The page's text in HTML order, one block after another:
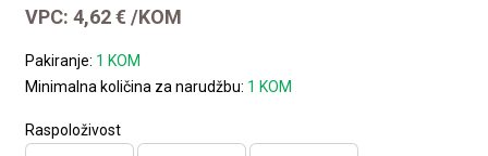
VPC:4,62€ /KOM
Pakiranje: 1 KOM
Minimalna količina za narudžbu: 1 KOM
Raspoloživost